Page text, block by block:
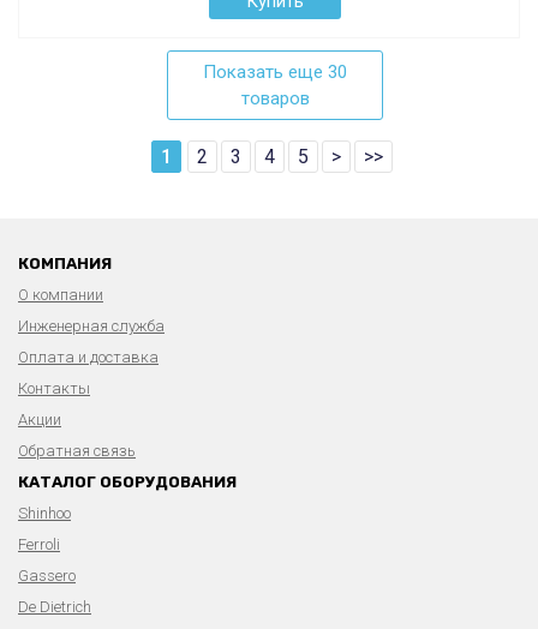
Показать еще 30
товаров
1 2 3 4 5 > >>
КОМПАНИЯ
О компании
Инженерная служба
Оплата и доставка
Контакты
Акции
Обратная связь
КАТАЛОГ ОБОРУДОВАНИЯ
Shinhoo
Ferroli
Gassero
De Dietrich